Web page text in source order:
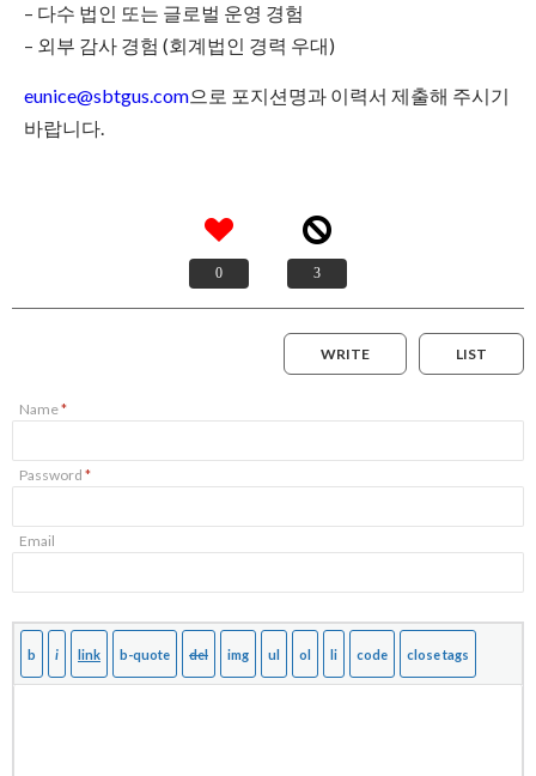
– 다수 법인 또는 글로벌 운영 경험
– 외부 감사 경험 (회계법인 경력 우대)
eunice@sbtgus.com으로 포지션명과 이력서 제출해 주시기
바랍니다.
0 3
LIST
WRITE
Name*
Password *
Email